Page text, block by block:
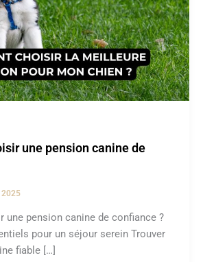
une pension canine de
2025
une pension canine de confiance ?
pour un séjour serein Trouver
fiable […]